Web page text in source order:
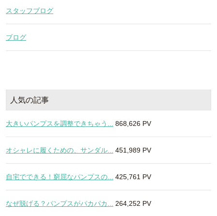
スタッフブログ
ブログ
人気の記事
大きいパンプスを調整できちゃう... 868,626 PV
オシャレに履くための、サンダル... 451,989 PV
自宅でできる！窮屈なパンプスの... 425,761 PV
なぜ脱げる？パンプスがパカパカ... 264,252 PV